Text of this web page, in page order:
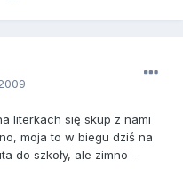
literkach się skup z nami
moja to w biegu dziś na
do szkoły, ale zimno -